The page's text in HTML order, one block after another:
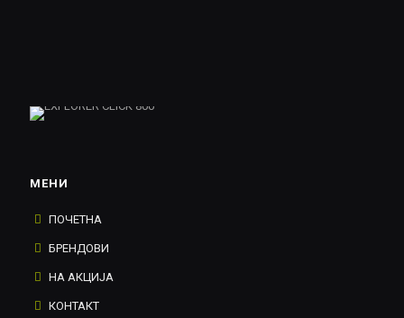
МЕНИ
ПОЧЕТНА
БРЕНДОВИ
НА АКЦИЈА
КОНТАКТ